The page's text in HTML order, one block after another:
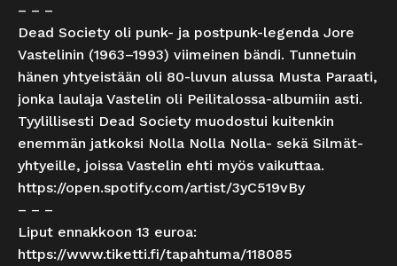
– – –
Dead Society oli punk- ja postpunk-legenda Jore
Vastelinin (1963–1993) viimeinen bändi. Tunnetuin
hänen yhtyeistään oli 80-luvun alussa Musta Paraati,
jonka laulaja Vastelin oli Peilitalossa-albumiin asti.
Tyylillisesti Dead Society muodostui kuitenkin
enemmän jatkoksi Nolla Nolla Nolla- sekä Silmät-
yhtyeille, joissa Vastelin ehti myös vaikuttaa.
https://open.spotify.com/artist/3yC519vBy
– – –
Liput ennakkoon 13 euroa:
https://www.tiketti.fi/tapahtuma/118085